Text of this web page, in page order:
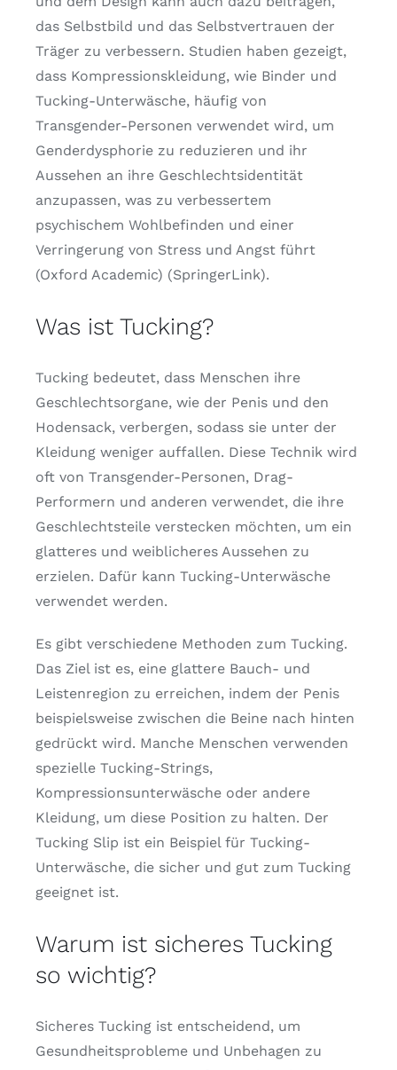
das Selbstbild und das Selbstvertrauen der
Träger zu verbessern. Studien haben gezeigt,
dass Kompressionskleidung, wie Binder und
Tucking-Unterwäsche, häufig von
Transgender-Personen verwendet wird, um
Genderdysphorie zu reduzieren und ihr
Aussehen an ihre Geschlechtsidentität
anzupassen, was zu verbessertem
psychischem Wohlbefinden und einer
Verringerung von Stress und Angst führt
(Oxford Academic) (SpringerLink).
Was ist Tucking?
Tucking bedeutet, dass Menschen ihre
Geschlechtsorgane, wie der Penis und den
Hodensack, verbergen, sodass sie unter der
Kleidung weniger auffallen. Diese Technik wird
oft von Transgender-Personen, Drag-
Performern und anderen verwendet, die ihre
Geschlechtsteile verstecken möchten, um ein
glatteres und weiblicheres Aussehen zu
erzielen. Dafür kann Tucking-Unterwäsche
verwendet werden.
Es gibt verschiedene Methoden zum Tucking.
Das Ziel ist es, eine glattere Bauch- und
Leistenregion zu erreichen, indem der Penis
beispielsweise zwischen die Beine nach hinten
gedrückt wird. Manche Menschen verwenden
spezielle Tucking-Strings,
Kompressionsunterwäsche oder andere
Kleidung, um diese Position zu halten. Der
Tucking Slip ist ein Beispiel für Tucking-
Unterwäsche, die sicher und gut zum Tucking
geeignet ist.
Warum ist sicheres Tucking
so wichtig?
Sicheres Tucking ist entscheidend, um
Gesundheitsprobleme und Unbehagen zu